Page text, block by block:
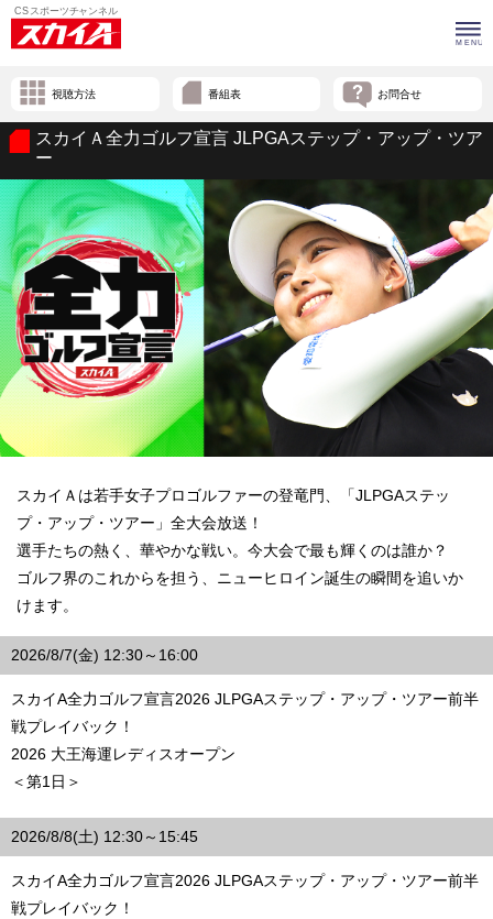
視聴方法 番組表 お問合せ
スカイＡ全力ゴルフ宣言 JLPGAステップ・アップ・ツア
ー
スカイＡは若手女子プロゴルファーの登竜門、「JLPGAステッ
プ・アップ・ツアー」全大会放送！
選手たちの熱く、華やかな戦い。今大会で最も輝くのは誰か？
ゴルフ界のこれからを担う、ニューヒロイン誕生の瞬間を追いか
けます。
2026/8/7(金) 12:30～16:00
スカイA全力ゴルフ宣言2026 JLPGAステップ・アップ・ツアー前半
戦プレイバック！
2026 大王海運レディスオープン
＜第1日＞
2026/8/8(土) 12:30～15:45
スカイA全力ゴルフ宣言2026 JLPGAステップ・アップ・ツアー前半
戦プレイバック！